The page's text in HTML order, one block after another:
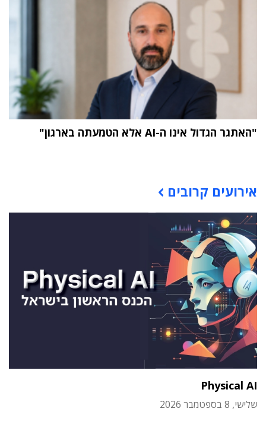
"האתגר הגדול אינו ה-AI אלא הטמעתה בארגון"
אירועים קרובים
Physical AI
שלישי, 8 בספטמבר 2026